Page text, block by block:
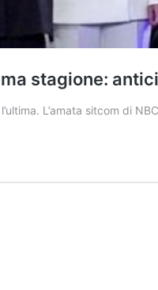
stagione:
L’amata sitcom di